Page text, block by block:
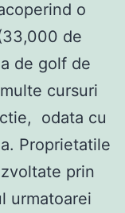
o
de
de golf de
cursuri
odata cu
Proprietatile
prin
urmatoarei